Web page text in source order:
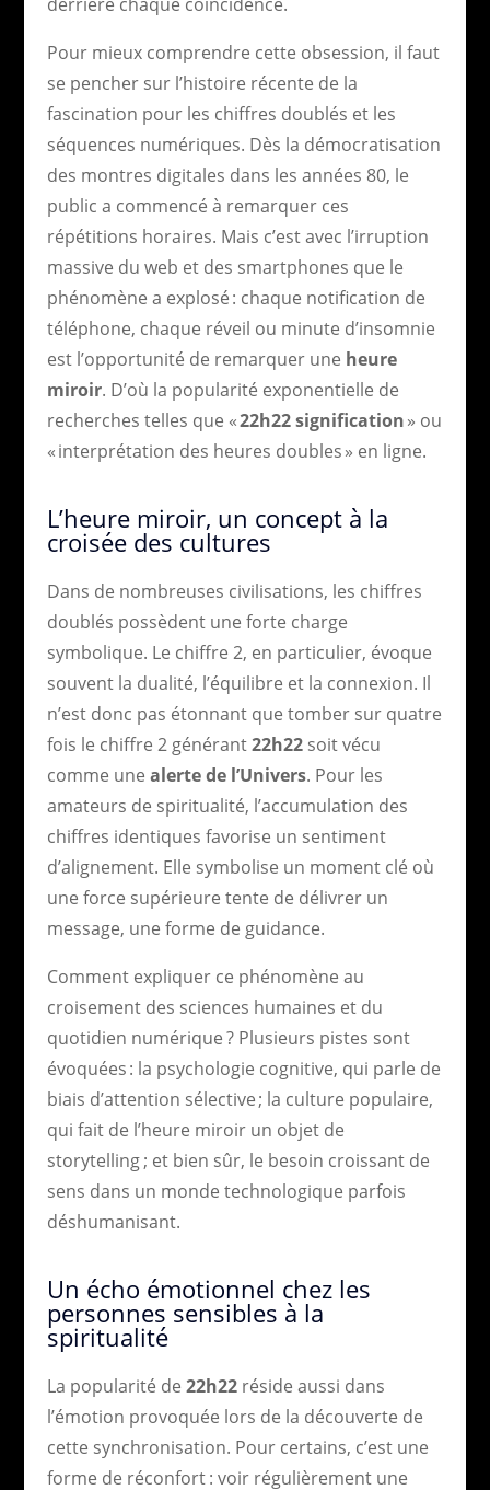
Pour mieux comprendre cette obsession, il faut
se pencher sur l’histoire récente de la
fascination pour les chiffres doublés et les
séquences numériques. Dès la démocratisation
des montres digitales dans les années 80, le
public a commencé à remarquer ces
répétitions horaires. Mais c’est avec l’irruption
massive du web et des smartphones que le
phénomène a explosé : chaque notification de
téléphone, chaque réveil ou minute d’insomnie
est l’opportunité de remarquer une heure
miroir. D’où la popularité exponentielle de
recherches telles que «22h22 signification» ou
« interprétation des heures doubles » en ligne.
L’heure miroir, un concept à la
croisée des cultures
Dans de nombreuses civilisations, les chiffres
doublés possèdent une forte charge
symbolique. Le chiffre 2, en particulier, évoque
souvent la dualité, l’équilibre et la connexion. Il
n’est donc pas étonnant que tomber sur quatre
fois le chiffre 2 générant22h22soit vécu
comme une alerte de l’Univers. Pour les
amateurs de spiritualité, l’accumulation des
chiffres identiques favorise un sentiment
d’alignement. Elle symbolise un moment clé où
une force supérieure tente de délivrer un
message, une forme de guidance.
Comment expliquer ce phénomène au
croisement des sciences humaines et du
quotidien numérique ? Plusieurs pistes sont
évoquées : la psychologie cognitive, qui parle de
biais d’attention sélective ; la culture populaire,
qui fait de l’heure miroir un objet de
storytelling ; et bien sûr, le besoin croissant de
sens dans un monde technologique parfois
déshumanisant.
Un écho émotionnel chez les
personnes sensibles à la
spiritualité
La popularité de 22h22réside aussi dans
l’émotion provoquée lors de la découverte de
cette synchronisation. Pour certains, c’est une
forme de réconfort : voir régulièrement une